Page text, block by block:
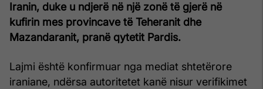
Iranin, duke u ndjerë në një zonë të gjerë në
kufirin mes provincave të Teheranit dhe
Mazandaranit, pranë qytetit Pardis.
Lajmi është konfirmuar nga mediat shtetërore
iraniane, ndërsa autoritetet kanë nisur verifikimet